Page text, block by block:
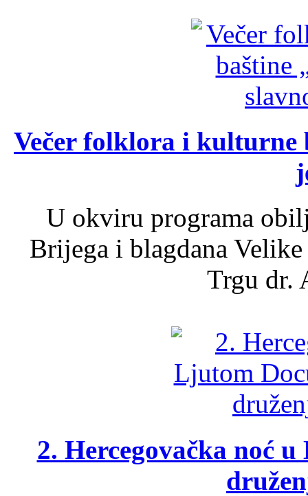
Večer folklora i kulturne
U okviru programa
Brijega i blagdana
Trgu dr.
2. Hercegovačka noć